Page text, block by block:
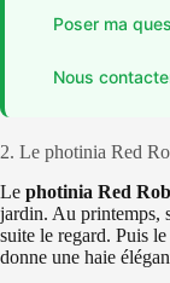
Poser ma
Nous
2. Le photinia Red
Le photinia Red
jardin. Au printemps,
suite le regard. Puis
donne une haie